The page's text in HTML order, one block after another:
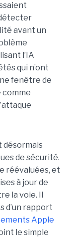
avant un
l’IA
qui n’ont
fenêtre de
désormais
de sécurité.
réévaluées, et
à jour de
la voie. Il
d’un rapport
Apple
le simple